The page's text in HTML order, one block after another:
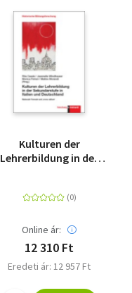
Kulturen der
Lehrerbildung in der
Deutschland -
und ,cross culture'
Online ár:
12 310 Ft
Eredeti ár: 12 957 Ft